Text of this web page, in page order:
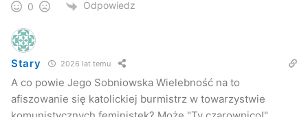
pełnieniu różnych ważnych funkcji i nie jest to z korzyścią
dla Polski, jestem za przejściowym wprowadzeniem
parytetów
A ponadto, jak mówi burmistrz miasta zmieniłoby to
nastawienie części mężczyzn.
0 Odpowiedz
Stary 2026 lat temu
A co powie Jego Sobniowska Wielebność na to
afiszowanie się katolickiej burmistrz w towarzystwie